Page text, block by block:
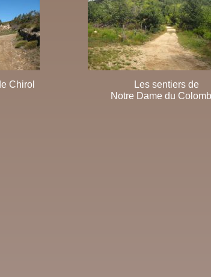
Chirol
Les sentiers de
Notre Dame du